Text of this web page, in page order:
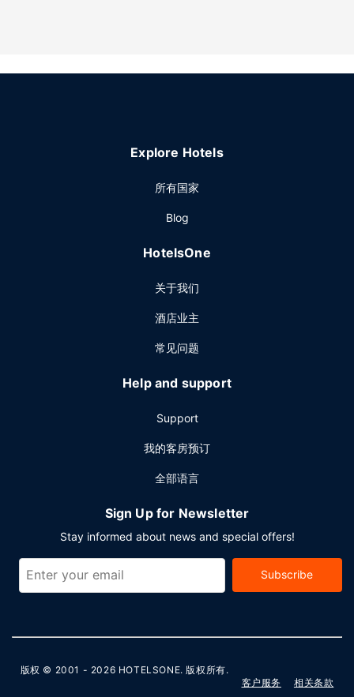
Explore Hotels
所有国家
Blog
HotelsOne
关于我们
酒店业主
常见问题
Help and support
Support
我的客房预订
全部语言
Sign Up for Newsletter
Stay informed about news and special offers!
Subscribe
版权 © 2001 - 2026 HOTELSONE. 版权所有.
客户服务
相关条款